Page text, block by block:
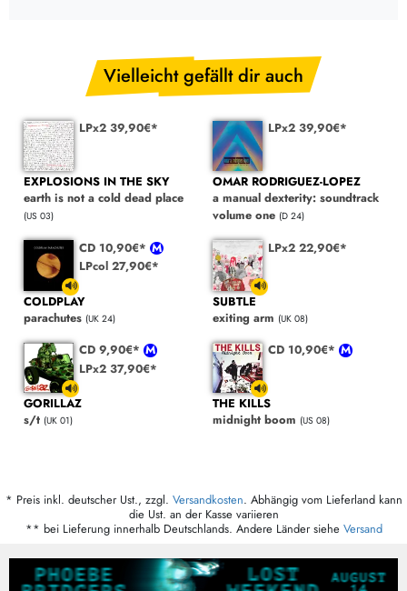
Vielleicht gefällt dir auch
LPx2 39,90€*
EXPLOSIONS IN THE SKY
earth is not a cold dead place
(US 03)
LPx2 39,90€*
OMAR RODRIGUEZ-LOPEZ
a manual dexterity: soundtrack
volume one (D 24)
CD 10,90€*
LPcol 27,90€*
COLDPLAY
parachutes (UK 24)
LPx2 22,90€*
SUBTLE
exiting arm (UK 08)
CD 9,90€*
LPx2 37,90€*
GORILLAZ
s/t (UK 01)
CD 10,90€*
THE KILLS
midnight boom (US 08)
* Preis inkl. deutscher Ust., zzgl. Versandkosten. Abhängig vom Lieferland kann
die Ust. an der Kasse variieren
** bei Lieferung innerhalb Deutschlands. Andere Länder siehe Versand